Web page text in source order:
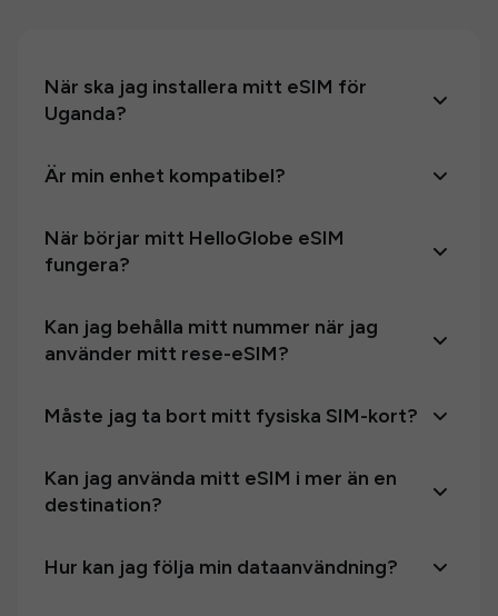
När ska jag installera mitt eSIM för
Uganda?
Är min enhet kompatibel?
När börjar mitt HelloGlobe eSIM
fungera?
Kan jag behålla mitt nummer när jag
använder mitt rese-eSIM?
Måste jag ta bort mitt fysiska SIM-kort?
Kan jag använda mitt eSIM i mer än en
destination?
Hur kan jag följa min dataanvändning?